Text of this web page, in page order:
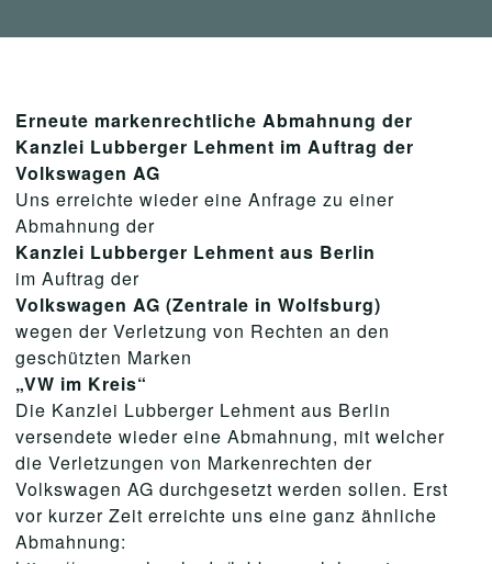
Erneute markenrechtliche Abmahnung der
Kanzlei Lubberger Lehment im Auftrag der
Volkswagen AG
Uns erreichte wieder eine Anfrage zu einer
Abmahnung der
Kanzlei Lubberger Lehment aus Berlin
im Auftrag der
Volkswagen AG (Zentrale in Wolfsburg)
wegen der Verletzung von Rechten an den
geschützten Marken
„VW im Kreis“
Die Kanzlei Lubberger Lehment aus Berlin
versendete wieder eine Abmahnung, mit welcher
die Verletzungen von Markenrechten der
Volkswagen AG durchgesetzt werden sollen. Erst
vor kurzer Zeit erreichte uns eine ganz ähnliche
Abmahnung: